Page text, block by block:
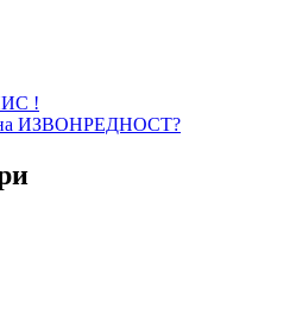
!
на ИЗВОНРЕДНОСТ?